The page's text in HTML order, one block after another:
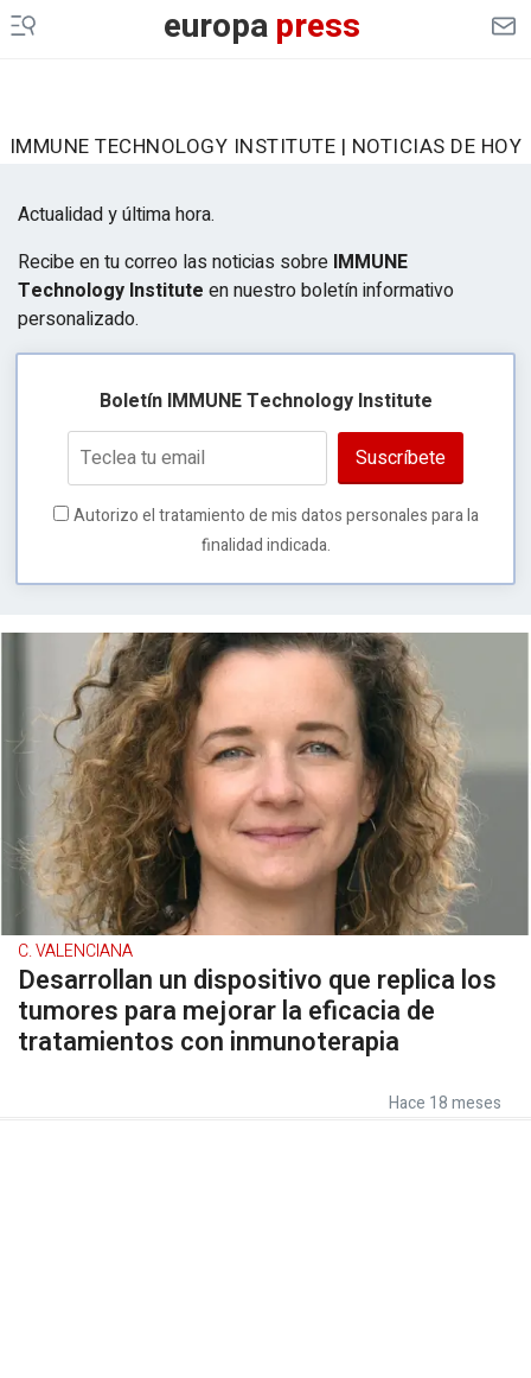
europapress
IMMUNE TECHNOLOGY INSTITUTE | NOTICIAS DE HOY
Actualidad y última hora.
Recibe en tu correo las noticias sobre IMMUNE
Technology Institute en nuestro boletín informativo
personalizado.
Boletín IMMUNE Technology Institute
Suscríbete
Autorizo el tratamiento de mis datos personales para la
finalidad indicada.
C. VALENCIANA
Desarrollan un dispositivo que replica los
tumores para mejorar la eficacia de
tratamientos con inmunoterapia
Hace 18 meses